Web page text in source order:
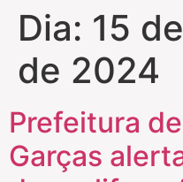
Dia: 15
de 2024
Prefeitura
Garças